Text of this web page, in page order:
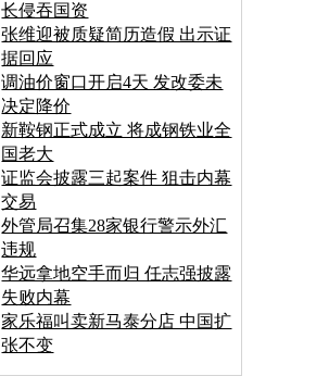
长侵吞国资
张维迎被质疑简历造假 出示证
据回应
调油价窗口开启4天 发改委未
决定降价
新鞍钢正式成立 将成钢铁业全
国老大
证监会披露三起案件 狙击内幕
交易
外管局召集28家银行警示外汇
违规
华远拿地空手而归 任志强披露
失败内幕
家乐福叫卖新马泰分店 中国扩
张不变